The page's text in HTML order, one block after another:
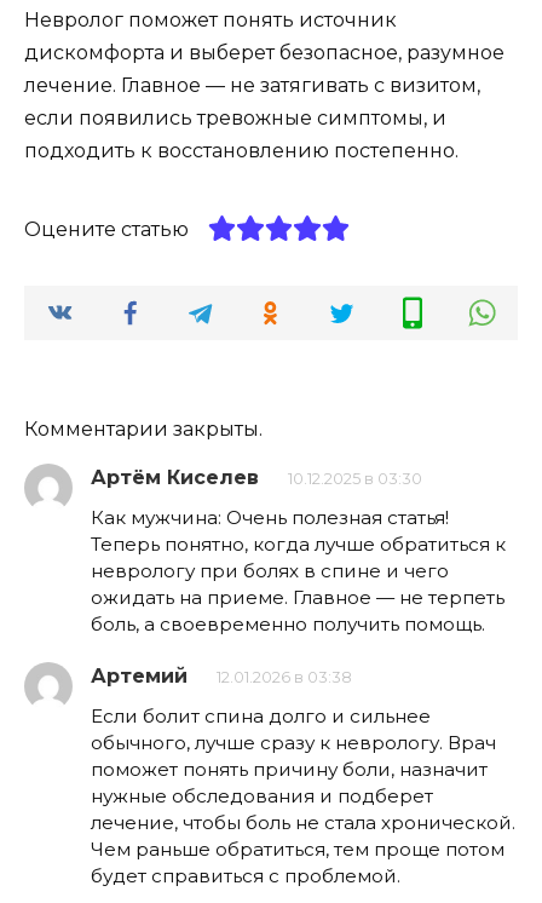
Невролог поможет понять источник
дискомфорта и выберет безопасное, разумное
лечение. Главное — не затягивать с визитом,
если появились тревожные симптомы, и
подходить к восстановлению постепенно.
Оцените статью
Комментарии закрыты.
Артём Киселев 10.12.2025 в 03:30
Как мужчина: Очень полезная статья!
Теперь понятно, когда лучше обратиться к
неврологу при болях в спине и чего
ожидать на приеме. Главное — не терпеть
боль, а своевременно получить помощь.
Артемий 12.01.2026 в 03:38
Если болит спина долго и сильнее
обычного, лучше сразу к неврологу. Врач
поможет понять причину боли, назначит
нужные обследования и подберет
лечение, чтобы боль не стала хронической.
Чем раньше обратиться, тем проще потом
будет справиться с проблемой.